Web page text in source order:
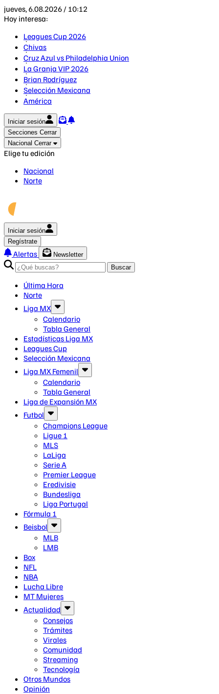
jueves, 6.08.2026 / 10:12
Hoy interesa:
Leagues Cup 2026
Chivas
Cruz Azul vs Philadelphia Union
La Granja VIP 2026
Brian Rodríguez
Selección Mexicana
América
Iniciar sesión
Secciones Cerrar
Nacional Cerrar
Elige tu edición
Nacional
Norte
Iniciar sesión
Regístrate
Alertas
Newsletter
Buscar
Última Hora
Norte
Liga MX
Calendario
Tabla General
Estadísticas Liga MX
Leagues Cup
Selección Mexicana
Liga MX Femenil
Calendario
Tabla General
Liga de Expansión MX
Futbol
Champions League
Ligue 1
MLS
LaLiga
Serie A
Premier League
Eredivisie
Bundesliga
Liga Portugal
Fórmula 1
Beisbol
MLB
LMB
Box
NFL
NBA
Lucha Libre
MT Mujeres
Actualidad
Consejos
Trámites
Virales
Comunidad
Streaming
Tecnología
Otros Mundos
Opinión